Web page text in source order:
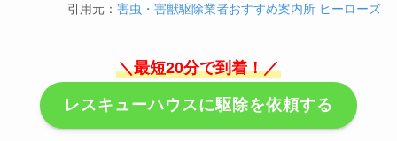
引用元：害虫・害獣駆除業者おすすめ案内所 ヒーローズ
＼最短20分で到着！／
レスキューハウスに駆除を依頼する